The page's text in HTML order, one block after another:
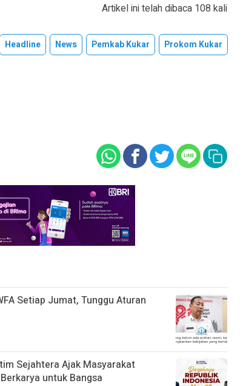
Artikel ini telah dibaca 108 kali
Headline News Pemkab Kukar
Prokom Kukar
Setiap Jumat, Tunggu Aturan
Sejahtera Ajak Masyarakat
untuk Bangsa